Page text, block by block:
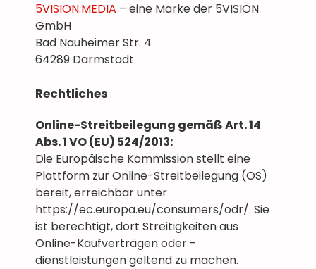
5VISION.MEDIA – eine Marke der 5VISION
GmbH
Bad Nauheimer Str. 4
64289 Darmstadt
Rechtliches
Online-Streitbeilegung gemäß Art. 14
Abs. 1 VO (EU) 524/2013:
Die Europäische Kommission stellt eine
Plattform zur Online-Streitbeilegung (OS)
bereit, erreichbar unter
https://ec.europa.eu/consumers/odr/. Sie
ist berechtigt, dort Streitigkeiten aus
Online-Kaufverträgen oder -
dienstleistungen geltend zu machen.